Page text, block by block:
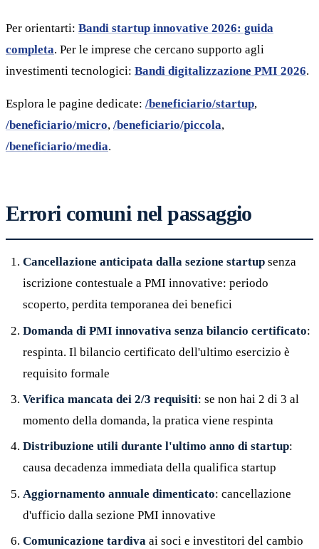
Per orientarti: Bandi startup innovative 2026: guida
completa. Per le imprese che cercano supporto agli
investimenti tecnologici: Bandi digitalizzazione PMI 2026.
Esplora le pagine dedicate: /beneficiario/startup,
/beneficiario/micro, /beneficiario/piccola,
/beneficiario/media.
Errori comuni nel passaggio
Cancellazione anticipata dalla sezione startup senza
iscrizione contestuale a PMI innovative: periodo
scoperto, perdita temporanea dei benefici
Domanda di PMI innovativa senza bilancio certificato:
respinta. Il bilancio certificato dell'ultimo esercizio è
requisito formale
Verifica mancata dei 2/3 requisiti: se non hai 2 di 3 al
momento della domanda, la pratica viene respinta
Distribuzione utili durante l'ultimo anno di startup:
causa decadenza immediata della qualifica startup
Aggiornamento annuale dimenticato: cancellazione
d'ufficio dalla sezione PMI innovative
Comunicazione tardiva ai soci e investitori del cambio